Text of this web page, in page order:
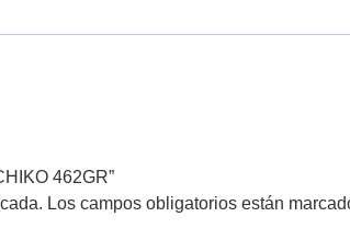
462GR”
Los campos obligatorios están